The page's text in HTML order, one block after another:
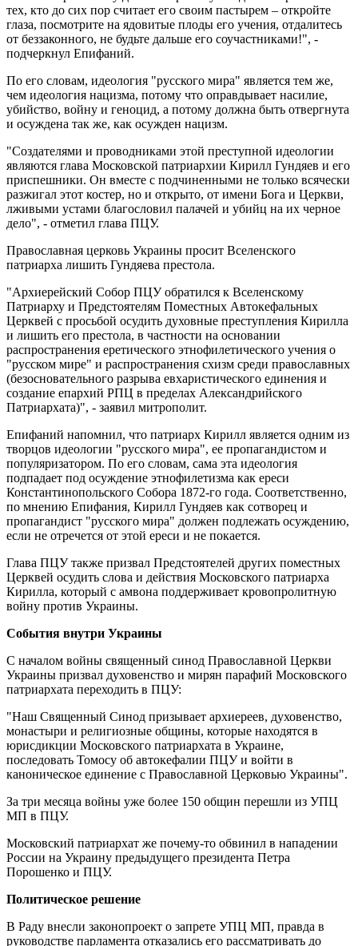
тех, кто до сих пор считает его своим пастырем – откройте
глаза, посмотрите на ядовитые плоды его учения, отдалитесь
от беззаконного, не будьте дальше его соучастниками!", -
подчеркнул Епифаний.
По его словам, идеология "русского мира" является тем же,
чем идеология нацизма, потому что оправдывает насилие,
убийство, войну и геноцид, а потому должна быть отвергнута
и осуждена так же, как осужден нацизм.
"Создателями и проводниками этой преступной идеологии
являются глава Московской патриархии Кирилл Гундяев и его
приспешники. Он вместе с подчиненными не только всячески
разжигал этот костер, но и открыто, от имени Бога и Церкви,
лживыми устами благословил палачей и убийц на их черное
дело", - отметил глава ПЦУ.
Православная церковь Украины просит Вселенского
патриарха лишить Гундяева престола.
"Архиерейский Собор ПЦУ обратился к Вселенскому
Патриарху и Предстоятелям Поместных Автокефальных
Церквей с просьбой осудить духовные преступления Кирилла
и лишить его престола, в частности на основании
распространения еретического этнофилетического учения о
"русском мире" и распространения схизм среди православных
(безосновательного разрыва евхаристического единения и
создание епархий РПЦ в пределах Александрийского
Патриархата)", - заявил митрополит.
Епифаний напомнил, что патриарх Кирилл является одним из
творцов идеологии "русского мира", ее пропагандистом и
популяризатором. По его словам, сама эта идеология
подпадает под осуждение этнофилетизма как ереси
Константинопольского Собора 1872-го года. Соответственно,
по мнению Епифания, Кирилл Гундяев как сотворец и
пропагандист "русского мира" должен подлежать осуждению,
если не отречется от этой ереси и не покается.
Глава ПЦУ также призвал Предстоятелей других поместных
Церквей осудить слова и действия Московского патриарха
Кирилла, который с амвона поддерживает кровопролитную
войну против Украины.
События внутри Украины
С началом войны священный синод Православной Церкви
Украины призвал духовенство и мирян парафий Московского
патриархата переходить в ПЦУ:
"Наш Священный Синод призывает архиереев, духовенство,
монастыри и религиозные общины, которые находятся в
юрисдикции Московского патриархата в Украине,
последовать Томосу об автокефалии ПЦУ и войти в
каноническое единение с Православной Церковью Украины".
За три месяца войны уже более 150 общин перешли из УПЦ
МП в ПЦУ.
Московский патриархат же почему-то обвинил в нападении
России на Украину предыдущего президента Петра
Порошенко и ПЦУ.
Политическое решение
В Раду внесли законопроект о запрете УПЦ МП, правда в
руководстве парламента отказались его рассматривать до